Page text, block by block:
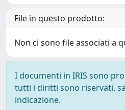
File in questo prodotto:
Non ci sono file associati a
I documenti in IRIS sono
tutti i diritti sono riservati,
indicazione.